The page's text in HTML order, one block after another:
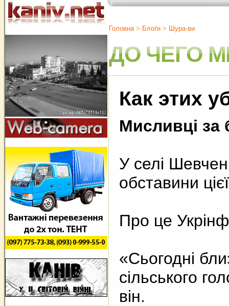
Головна> Блоґи > Шура-ви
ДО ЧЕГО
Как этих
Мисливці за
У селі
обставини
Про це
«Сьогодні
сільського
він.